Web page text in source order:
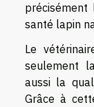
santé lapin
Le
seulement
aussi la
Grâce à